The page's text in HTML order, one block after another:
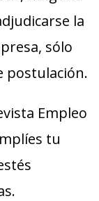
la
sólo
postulación.
Empleo
tu